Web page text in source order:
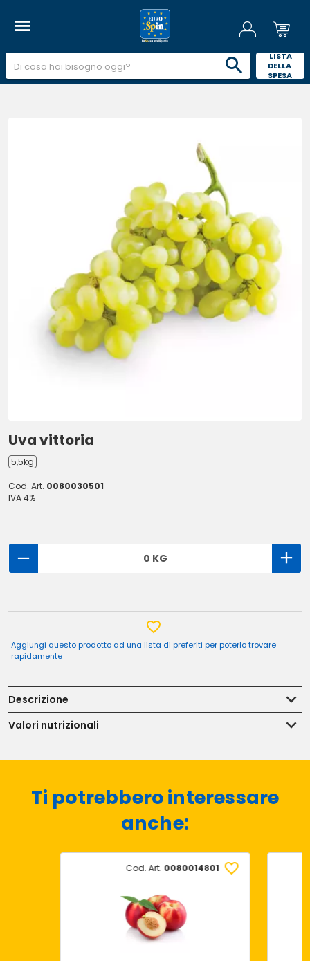
LISTA
DELLA
SPESA
Uva vittoria
5,5kg
Cod. Art. 0080030501
IVA 4%
0 KG
Aggiungi questo prodotto ad una lista di preferiti per poterlo trovare
rapidamente
Descrizione
Valori nutrizionali
Ti potrebbero interessare
anche:
Cod. Art. 0080014801